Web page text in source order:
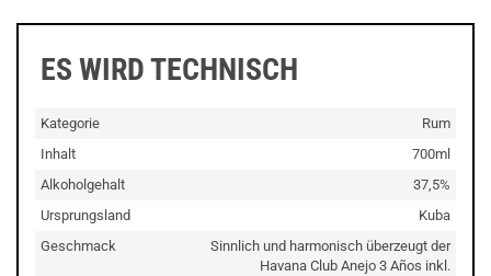
ES WIRD TECHNISCH
Kategorie
Rum
Inhalt
700ml
Alkoholgehalt
37,5%
Ursprungsland
Kuba
Geschmack
Sinnlich und harmonisch überzeugt der
Havana Club Anejo 3 Años inkl.